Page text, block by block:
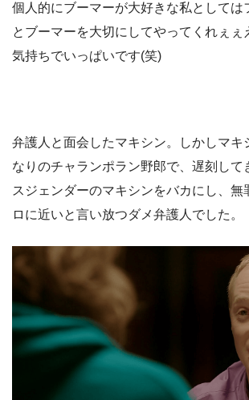
個人的にブーマーが大好きな私としては
とブーマーを大切にしてやってくれぇぇ
気持ちでいっぱいです(笑)
弁護人と面会したマキシン。しかしマキ
なりのチャランポラン野郎で、遅刻して
スジェンダーのマキシンをバカにし、無
ロに近いと言い放つダメ弁護人でした。